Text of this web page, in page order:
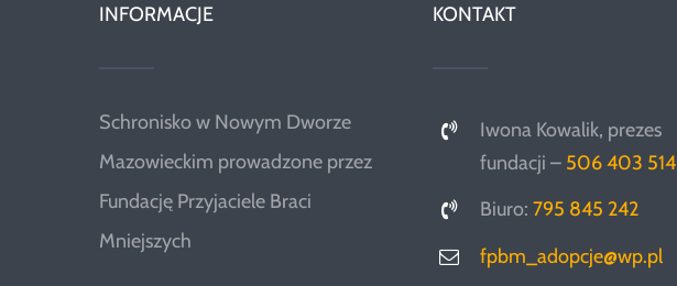
INFORMACJE
Schronisko w Nowym Dworze
Mazowieckim prowadzone przez
Fundację Przyjaciele Braci
Mniejszych
KONTAKT
Iwona Kowalik, prezes
fundacji – 506 403 514
Biuro: 795 845 242
fpbm_adopcje@wp.pl